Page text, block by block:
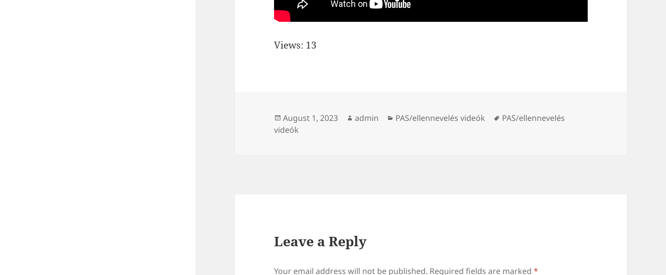
Views: 13
Posted
on
August 1, 2023 Author
admin Categories
PAS/ellennevelés videók Tags
PAS/ellennevelés
videók
Leave a Reply
Your email address will not be published. Required fields are marked*